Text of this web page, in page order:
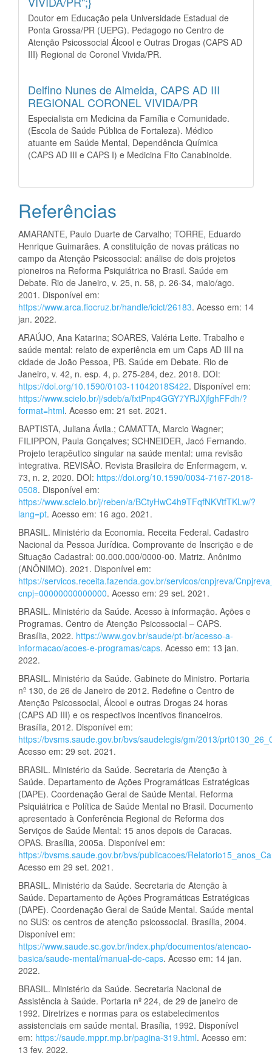
Doutor em Educação pela Universidade Estadual de
Ponta Grossa/PR (UEPG). Pedagogo no Centro de
Atenção Psicossocial Álcool e Outras Drogas (CAPS AD
III) Regional de Coronel Vivida/PR.
Delfino Nunes de Almeida, CAPS AD III
REGIONAL CORONEL VIVIDA/PR
Especialista em Medicina da Família e Comunidade.
(Escola de Saúde Pública de Fortaleza). Médico
atuante em Saúde Mental, Dependência Química
(CAPS AD III e CAPS I) e Medicina Fito Canabinoide.
Referências
AMARANTE, Paulo Duarte de Carvalho; TORRE, Eduardo
Henrique Guimarães. A constituição de novas práticas no
campo da Atenção Psicossocial: análise de dois projetos
pioneiros na Reforma Psiquiátrica no Brasil. Saúde em
Debate. Rio de Janeiro, v. 25, n. 58, p. 26-34, maio/ago.
2001. Disponível em:
https://www.arca.fiocruz.br/handle/icict/26183. Acesso em: 14
jan. 2022.
ARAÚJO, Ana Katarina; SOARES, Valéria Leite. Trabalho e
saúde mental: relato de experiência em um Caps AD III na
cidade de João Pessoa, PB. Saúde em Debate. Rio de
Janeiro, v. 42, n. esp. 4, p. 275-284, dez. 2018. DOI:
https://doi.org/10.1590/0103-11042018S422. Disponível em:
https://www.scielo.br/j/sdeb/a/fxtPnp4GGY7YRJXjfghFFdh/?
format=html. Acesso em: 21 set. 2021.
BAPTISTA, Juliana Ávila.; CAMATTA, Marcio Wagner;
FILIPPON, Paula Gonçalves; SCHNEIDER, Jacó Fernando.
Projeto terapêutico singular na saúde mental: uma revisão
integrativa. REVISÃO. Revista Brasileira de Enfermagem, v.
73, n. 2, 2020. DOI: https://doi.org/10.1590/0034-7167-2018-
0508. Disponível em:
https://www.scielo.br/j/reben/a/BCtyHwC4h9TFqfNKVtfTKLw/?
lang=pt. Acesso em: 16 ago. 2021.
BRASIL. Ministério da Economia. Receita Federal. Cadastro
Nacional da Pessoa Jurídica. Comprovante de Inscrição e de
Situação Cadastral: 00.000.000/0000-00. Matriz. Anônimo
(ANÔNIMO). 2021. Disponível em:
https://servicos.receita.fazenda.gov.br/servicos/cnpjreva/
cnpj=00000000000000. Acesso em: 29 set. 2021.
BRASIL. Ministério da Saúde. Acesso à informação. Ações e
Programas. Centro de Atenção Psicossocial – CAPS.
Brasília, 2022. https://www.gov.br/saude/pt-br/acesso-a-
informacao/acoes-e-programas/caps. Acesso em: 13 jan.
2022.
BRASIL. Ministério da Saúde. Gabinete do Ministro. Portaria
nº 130, de 26 de Janeiro de 2012. Redefine o Centro de
Atenção Psicossocial, Álcool e outras Drogas 24 horas
(CAPS AD III) e os respectivos incentivos financeiros.
Brasília, 2012. Disponível em:
https://bvsms.saude.gov.br/bvs/saudelegis/gm/2013/
Acesso em: 29 set. 2021.
BRASIL. Ministério da Saúde. Secretaria de Atenção à
Saúde. Departamento de Ações Programáticas Estratégicas
(DAPE). Coordenação Geral de Saúde Mental. Reforma
Psiquiátrica e Política de Saúde Mental no Brasil. Documento
apresentado à Conferência Regional de Reforma dos
Serviços de Saúde Mental: 15 anos depois de Caracas.
OPAS. Brasília, 2005a. Disponível em:
https://bvsms.saude.gov.br/bvs/publicacoes/
Acesso em 29 set. 2021.
BRASIL. Ministério da Saúde. Secretaria de Atenção à
Saúde. Departamento de Ações Programáticas Estratégicas
(DAPE). Coordenação Geral de Saúde Mental. Saúde mental
no SUS: os centros de atenção psicossocial. Brasília, 2004.
Disponível em:
https://www.saude.sc.gov.br/index.php/documentos/atencao-
basica/saude-mental/manual-de-caps. Acesso em: 14 jan.
2022.
BRASIL. Ministério da Saúde. Secretaria Nacional de
Assistência à Saúde. Portaria nº 224, de 29 de janeiro de
1992. Diretrizes e normas para os estabelecimentos
assistenciais em saúde mental. Brasília, 1992. Disponível
em: https://saude.mppr.mp.br/pagina-319.html. Acesso em:
13 fev. 2022.